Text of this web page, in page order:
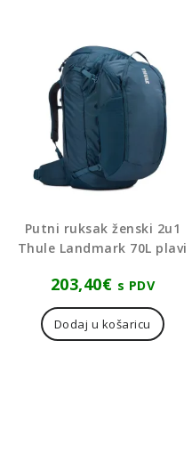
Putni ruksak ženski 2u1
Thule Landmark 70L plavi
203,40€ s PDV
Dodaj u košaricu